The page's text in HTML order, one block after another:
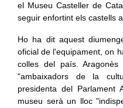
el Museu Casteller de
seguir enfortint els castells
Ho ha dit aquest
oficial de l'equipament, on
colles del país.
"ambaixadors de la
presidenta del Parlament
museu serà un lloc